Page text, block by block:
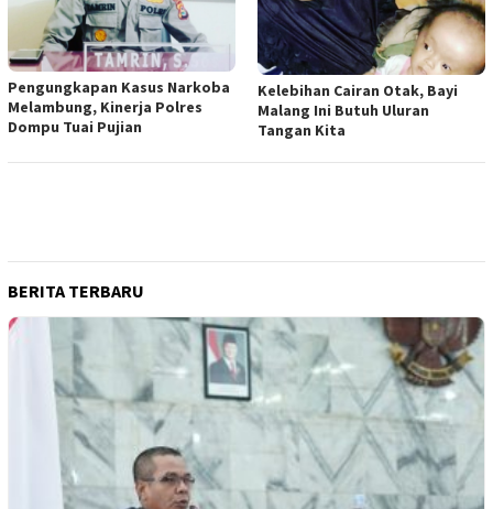
Pengungkapan Kasus Narkoba
Melambung, Kinerja Polres
Dompu Tuai Pujian
Kelebihan Cairan Otak, Bayi
Malang Ini Butuh Uluran
Tangan Kita
BERITA TERBARU